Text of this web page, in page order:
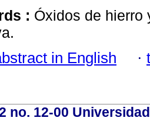
: Óxidos de hierro
in English ·
no. 12-00